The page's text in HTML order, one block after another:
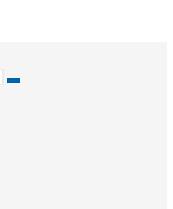
Искать